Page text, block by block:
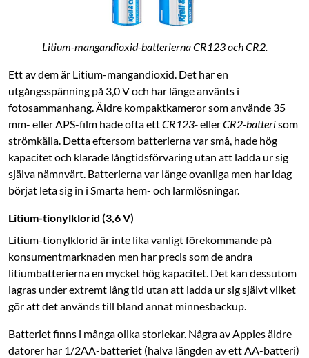
Litium-mangandioxid-batterierna CR123 och CR2.
Ett av dem är Litium-mangandioxid. Det har en
utgångsspänning på 3,0 V och har länge använts i
fotosammanhang. Äldre kompaktkameror som använde 35
mm- eller APS-film hade ofta ettCR123-ellerCR2-batterisom
strömkälla. Detta eftersom batterierna var små, hade hög
kapacitet och klarade långtidsförvaring utan att ladda ur sig
själva nämnvärt. Batterierna var länge ovanliga men har idag
börjat leta sig in i Smarta hem- och ­larmlösningar.
Litium-tionylklorid (3,6 V)
Litium-tionylklorid är inte lika vanligt förekommande på
konsumentmarknaden men har precis som de andra
litiumbatterierna en mycket hög kapacitet. Det kan dessutom
lagras under extremt lång tid utan att ladda ur sig självt vilket
gör att det används till bland annat minnesbackup.
Batteriet finns i många olika storlekar. Några av Apples äldre
datorer har 1/2AA-­batteriet (halva längden av ett AA-batteri)